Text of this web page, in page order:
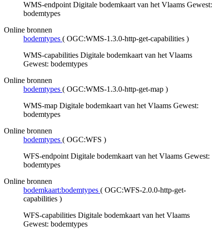
WMS-endpoint Digitale bodemkaart van het Vlaams Gewest:
bodemtypes
Online bronnen
bodemtypes ( OGC:WMS-1.3.0-http-get-capabilities )
WMS-capabilities Digitale bodemkaart van het Vlaams
Gewest: bodemtypes
Online bronnen
bodemtypes ( OGC:WMS-1.3.0-http-get-map )
WMS-map Digitale bodemkaart van het Vlaams Gewest:
bodemtypes
Online bronnen
bodemtypes ( OGC:WFS )
WFS-endpoint Digitale bodemkaart van het Vlaams Gewest:
bodemtypes
Online bronnen
bodemkaart:bodemtypes ( OGC:WFS-2.0.0-http-get-
capabilities )
WFS-capabilities Digitale bodemkaart van het Vlaams
Gewest: bodemtypes